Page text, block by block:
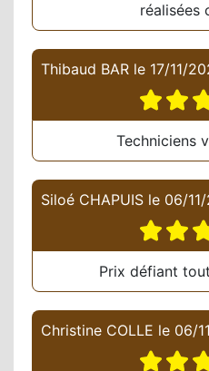
réalisées
Thibaud BAR le 17/11/
Techniciens
Siloé CHAPUIS le 06/
Prix défiant
Christine COLLE le 06/